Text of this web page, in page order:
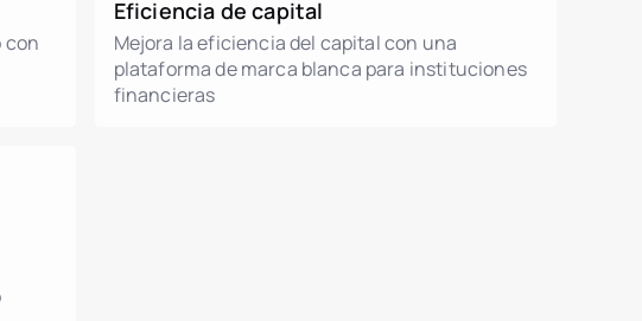
con
Eficiencia de capital
Mejora la eficiencia del capital con una
plataforma de marca blanca para instituciones
financieras